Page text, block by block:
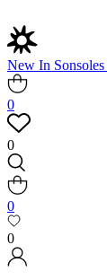
New In Sonsoles
0
0
0
0